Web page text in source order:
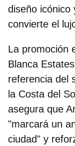
diseño icónico
convierte el
La promoción
Blanca
referencia del
la Costa del
asegura que
"marcará un
ciudad" y